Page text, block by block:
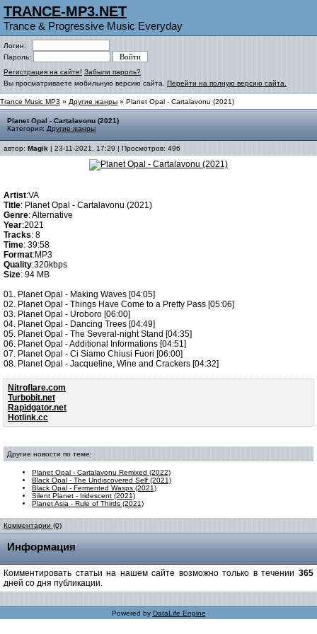
TRANCE-MP3.NET
Trance & Progressive Music Everyday
Логин:
Пароль:
Регистрация на сайте! Забыли пароль?
Вы просматриваете мобильную версию сайта. Перейти на полную версию сайта.
Trance Music MP3 » Другие жанры » Planet Opal - Cartalavonu (2021)
Planet Opal - Cartalavonu (2021)
Категория: Другие жанры
автор: Magik | 23-11-2021, 17:29 | Просмотров: 496
Artist:VA
Title: Planet Opal - Cartalavonu (2021)
Genre: Alternative
Year:2021
Tracks: 8
Time: 39:58
Format:MP3
Quality:320kbps
Size: 94 MB
01. Planet Opal - Making Waves [04:05]
02. Planet Opal - Things Have Come to a Pretty Pass [05:06]
03. Planet Opal - Uroboro [06:00]
04. Planet Opal - Dancing Trees [04:49]
05. Planet Opal - The Several-night Stand [04:35]
06. Planet Opal - Additional Informations [04:51]
07. Planet Opal - Ci Siamo Chiusi Fuori [06:00]
08. Planet Opal - Jacqueline, Wine and Crackers [04:32]
Nitroflare.com
Turbobit.net
Rapidgator.net
Hotlink.cc
Другие новости по теме:
Planet Opal - Cartalavonu Remixed (2022)
Black Opal - The Undiscovered Self (2021)
Black Opal - Fermented Wasps (2021)
Silent Planet - Iridescent (2021)
Planet Asia - Rule of Thirds (2021)
Комментарии (0)
Информация
Комментировать статьи на нашем сайте возможно только в течении 365
дней со дня публикации.
Powered by DataLife Engine